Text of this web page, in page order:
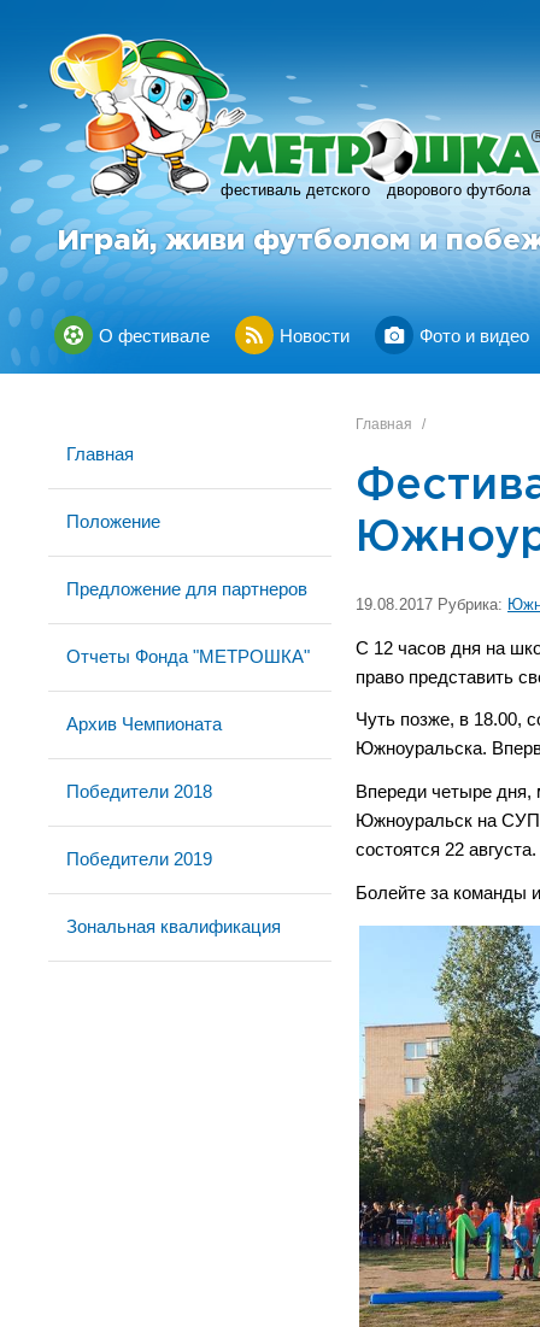
фестиваль детского дворового футбола
R
Играй, живи футболом и
О фестивале Новости Фото и видео
Главная
Положение
Предложение для партнеров
Отчеты Фонда "МЕТРОШКА"
Архив Чемпионата
Победители 2018
Победители 2019
Зональная квалификация
Главная /
19.08.2017 Рубрика:
С 12 часов дня на
право представить
Чуть позже, в 18.00,
Южноуральска.
Впереди четыре дня,
Южноуральск на
состоятся 22 августа.
Болейте за команды